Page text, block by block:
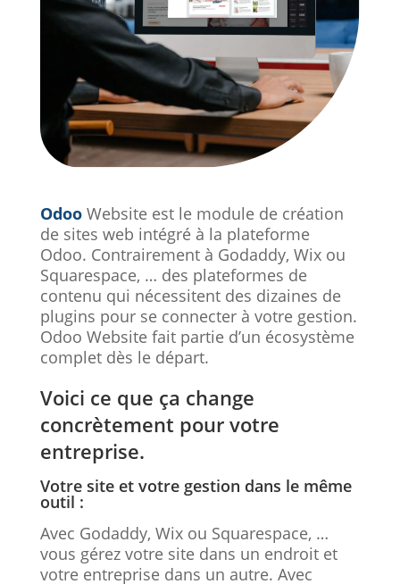
OdooWebsite est le module de création
de sites web intégré à la plateforme
Odoo. Contrairement à Godaddy, Wix ou
Squarespace, … des plateformes de
contenu qui nécessitent des dizaines de
plugins pour se connecter à votre gestion.
Odoo Website fait partie d’un écosystème
complet dès le départ.
Voici ce que ça change
concrètement pour votre
entreprise.
Votre site et votre gestion dans le même
outil :
Avec Godaddy, Wix ou Squarespace, …
vous gérez votre site dans un endroit et
votre entreprise dans un autre. Avec